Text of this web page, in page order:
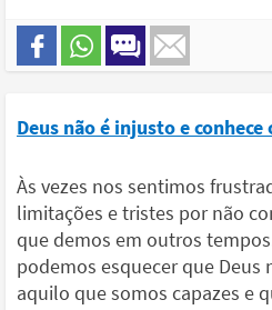
Deus não é injusto e
Às vezes nos sentimos
limitações e tristes por não
que demos em outros
podemos esquecer que Deus
aquilo que somos capazes e